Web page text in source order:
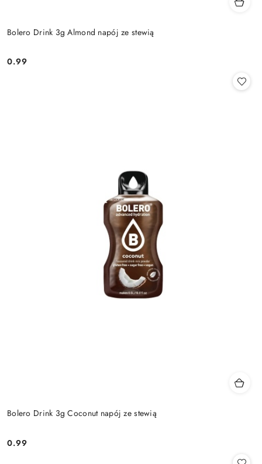
Bolero Drink 3g Almond napój ze stewią
Cena:
0.99
Bolero Drink 3g Coconut napój ze stewią
Cena:
0.99